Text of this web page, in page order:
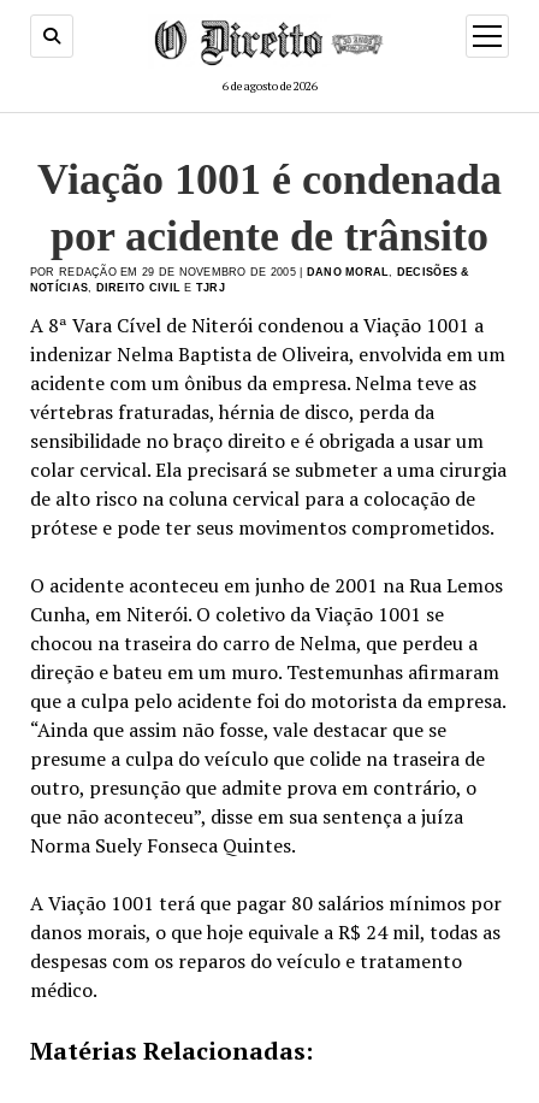
6 de agosto de 2026
menu
de
Viação 1001 é condenada
por acidente de trânsito
POR REDAÇÃO EM 29 DE NOVEMBRO DE 2005 | DANO MORAL
DECISÕES &
NOTÍCIAS
DIREITO CIVIL E TJRJ
A 8ª Vara Cível de Niterói condenou a Viação 1001 a
indenizar Nelma Baptista de Oliveira, envolvida em um
acidente com um ônibus da empresa. Nelma teve as
vértebras fraturadas, hérnia de disco, perda da
sensibilidade no braço direito e é obrigada a usar um
colar cervical. Ela precisará se submeter a uma cirurgia
de alto risco na coluna cervical para a colocação de
prótese e pode ter seus movimentos comprometidos.
O acidente aconteceu em junho de 2001 na Rua Lemos
Cunha, em Niterói. O coletivo da Viação 1001 se
chocou na traseira do carro de Nelma, que perdeu a
direção e bateu em um muro. Testemunhas afirmaram
que a culpa pelo acidente foi do motorista da empresa.
“Ainda que assim não fosse, vale destacar que se
presume a culpa do veículo que colide na traseira de
outro, presunção que admite prova em contrário, o
que não aconteceu”, disse em sua sentença a juíza
Norma Suely Fonseca Quintes.
A Viação 1001 terá que pagar 80 salários mínimos por
danos morais, o que hoje equivale a R$ 24 mil, todas as
despesas com os reparos do veículo e tratamento
médico.
Matérias Relacionadas: